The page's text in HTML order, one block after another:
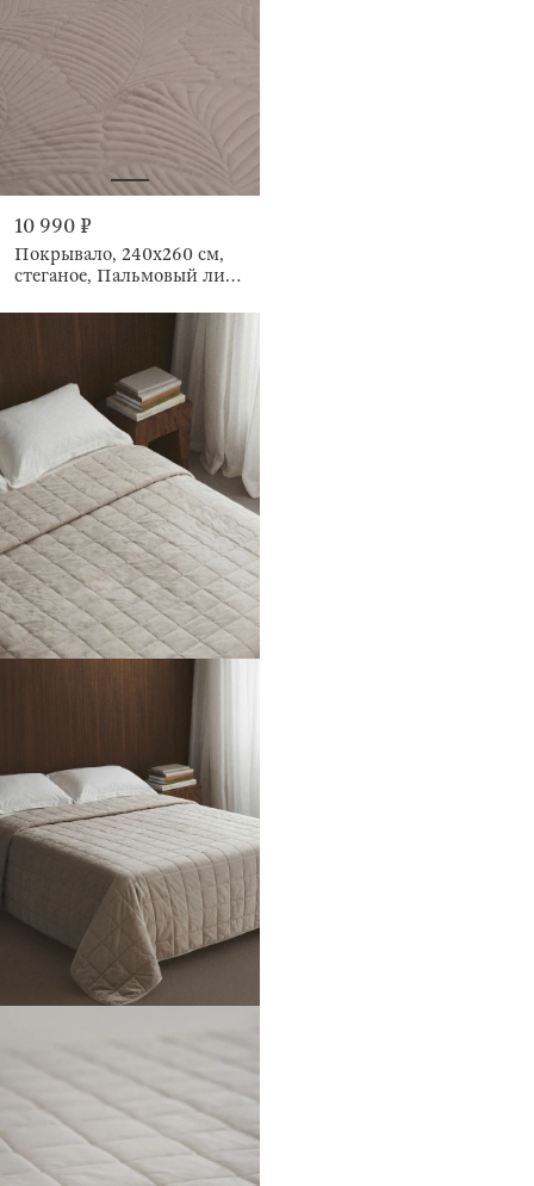
10 990 ₽
Покрывало, 240х260 см,
стеганое, Пальмовый лист,